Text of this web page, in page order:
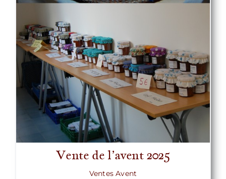
Vente de l’avent 2025
Ventes Avent